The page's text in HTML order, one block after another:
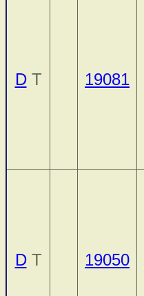
DT 19081
DT 19050